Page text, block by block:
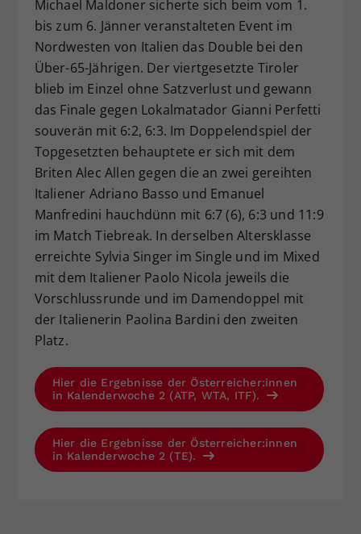
Michael Maldoner sicherte sich beim vom 1.
bis zum 6. Jänner veranstalteten Event im
Nordwesten von Italien das Double bei den
Über-65-Jährigen. Der viertgesetzte Tiroler
blieb im Einzel ohne Satzverlust und gewann
das Finale gegen Lokalmatador Gianni Perfetti
souverän mit 6:2, 6:3. Im Doppelendspiel der
Topgesetzten behauptete er sich mit dem
Briten Alec Allen gegen die an zwei gereihten
Italiener Adriano Basso und Emanuel
Manfredini hauchdünn mit 6:7 (6), 6:3 und 11:9
im Match Tiebreak. In derselben Altersklasse
erreichte Sylvia Singer im Single und im Mixed
mit dem Italiener Paolo Nicola jeweils die
Vorschlussrunde und im Damendoppel mit
der Italienerin Paolina Bardini den zweiten
Platz.
Hier die Ergebnisse der Österreicher:innen
in Kalenderwoche 2 (ATP, WTA, ITF).
Hier die Ergebnisse der Österreicher:innen
in Kalenderwoche 2 (TE).